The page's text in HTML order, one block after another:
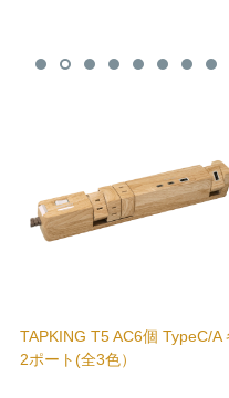
NATURAL TAP
AC3個口 節電スイッ
AC4個口スイッチ付き
AC4個口 全5色（スリ
TAPKING T5 AC6個 TypeC/A
2ポート(全3色）